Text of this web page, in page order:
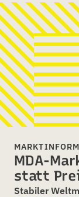
MDA-
statt
Stabiler